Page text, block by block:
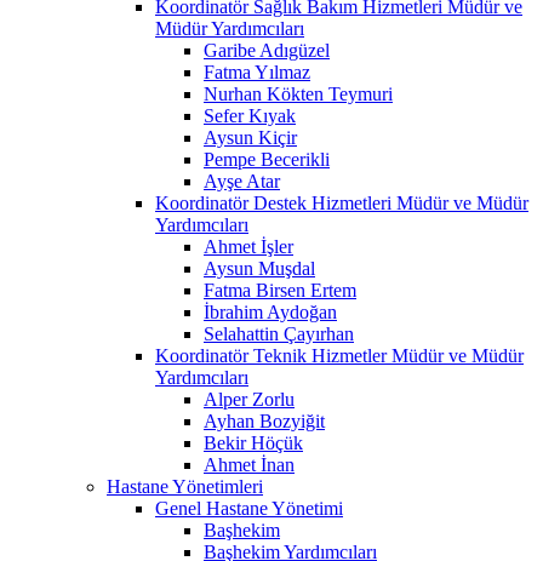
Koordinatör Sağlık Bakım Hizmetleri Müdür ve
Müdür Yardımcıları
Garibe Adıgüzel
Fatma Yılmaz
Nurhan Kökten Teymuri
Sefer Kıyak
Aysun Kiçir
Pempe Becerikli
Ayşe Atar
Koordinatör Destek Hizmetleri Müdür ve Müdür
Yardımcıları
Ahmet İşler
Aysun Muşdal
Fatma Birsen Ertem
İbrahim Aydoğan
Selahattin Çayırhan
Koordinatör Teknik Hizmetler Müdür ve Müdür
Yardımcıları
Alper Zorlu
Ayhan Bozyiğit
Bekir Höçük
Ahmet İnan
Hastane Yönetimleri
Genel Hastane Yönetimi
Başhekim
Başhekim Yardımcıları